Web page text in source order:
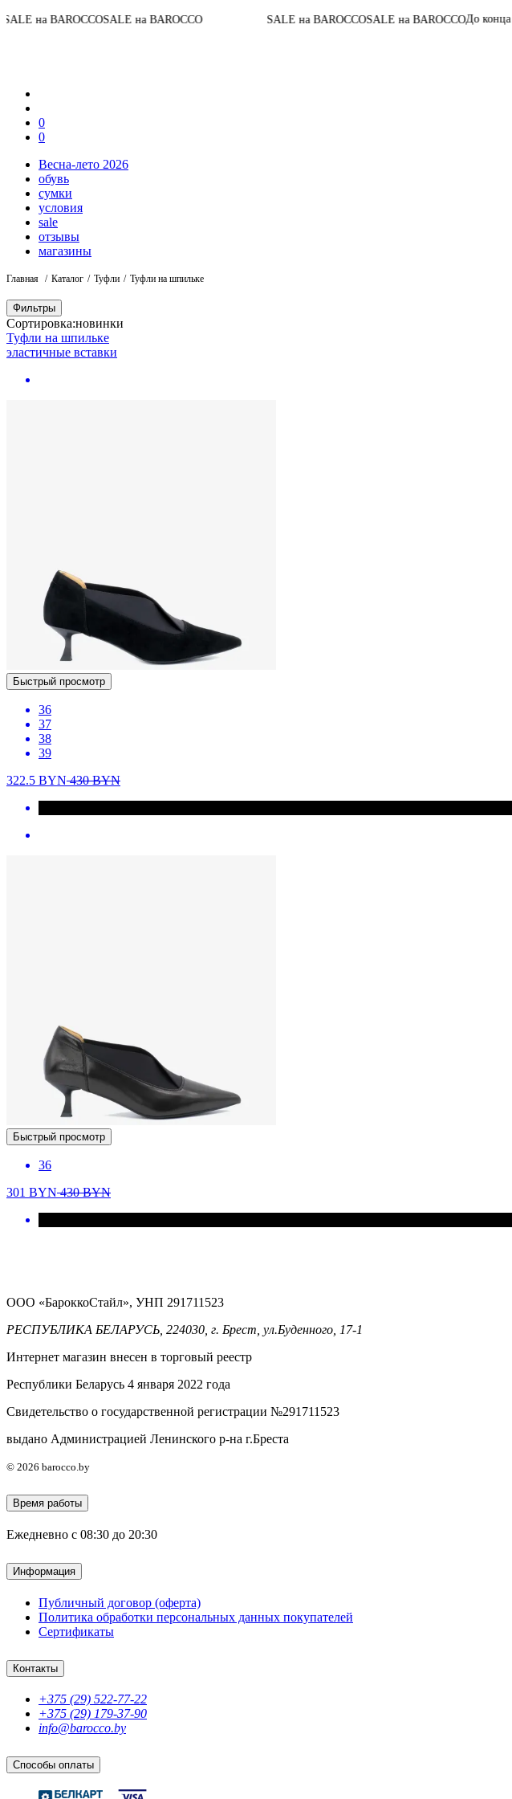
на BAROCCOSALE на BAROCCO SALE на BAROCCOSALE на BAROCCOДо конца акции
0
0
Весна-лето 2026
обувь
сумки
условия
sale
отзывы
магазины
Главная Каталог Туфли Туфли на шпильке
Фильтры
Сортировка:новинки
Туфли на шпильке
эластичные вставки
Быстрый просмотр
36
37
38
39
322.5 BYN430BYN
Быстрый просмотр
36
301 BYN430BYN
ООО «БароккоСтайл», УНП 291711523
РЕСПУБЛИКА БЕЛАРУСЬ, 224030, г. Брест, ул.Буденного, 17-1
Интернет магазин внесен в торговый реестр
Республики Беларусь 4 января 2022 года
Свидетельство о государственной регистрации №291711523
выдано Администрацией Ленинского р-на г.Бреста
© 2026 barocco.by
Время работы
Ежедневно с 08:30 до 20:30
Информация
Публичный договор (оферта)
Политика обработки персональных данных покупателей
Сертификаты
Контакты
+375 (29) 522-77-22
+375 (29) 179-37-90
info@barocco.by
Способы оплаты